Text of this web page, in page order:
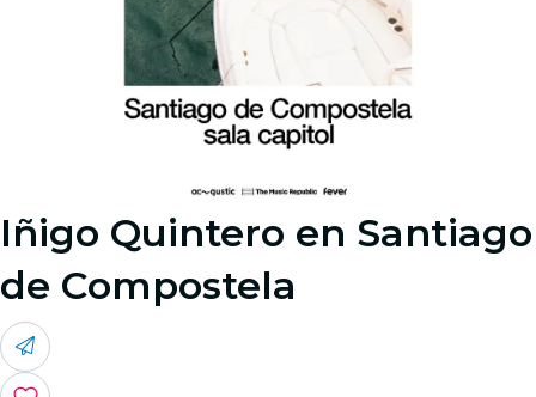
Iñigo Quintero en Santiago
de Compostela